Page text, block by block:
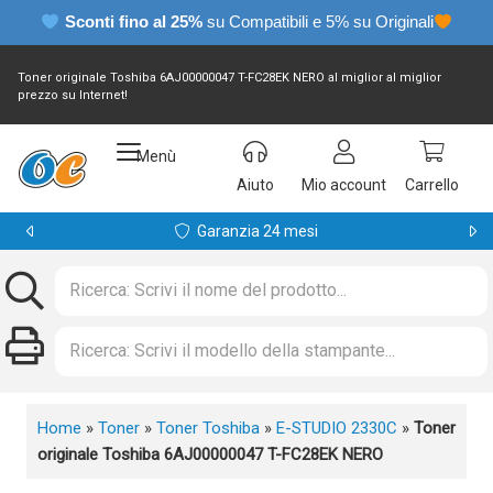
Sconti fino al 25% su Compatibili e 5% su Originali
Toner originale Toshiba 6AJ00000047 T-FC28EK NERO al miglior al miglior
prezzo su Internet!
Menù
Aiuto
Mio account Carrello
Garanzia 24 mesi
Home » Toner » Toner Toshiba » E-STUDIO 2330C » Toner
originale Toshiba 6AJ00000047 T-FC28EK NERO